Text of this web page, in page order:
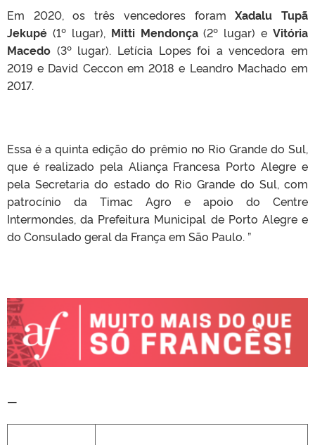
Em 2020, os três vencedores foramXadalu Tupã
Jekupé (1º lugar), Mitti Mendonça(2º lugar) e Vitória
Macedo (3º lugar). Letícia Lopes foi a vencedora em
2019 e David Ceccon em 2018 e Leandro Machado em
2017.
Essa é a quinta edição do prêmio no Rio Grande do Sul,
que é realizado pela Aliança Francesa Porto Alegre e
pela Secretaria do estado do Rio Grande do Sul, com
patrocínio da Timac Agro e apoio do Centre
Intermondes, da Prefeitura Municipal de Porto Alegre e
do Consulado geral da França em São Paulo. ”
—